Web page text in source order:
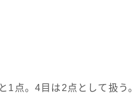
1点。4目は2点として扱う。